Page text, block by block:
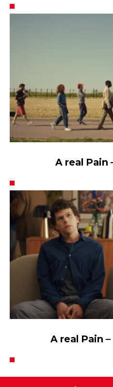
A real Pain
A real Pain